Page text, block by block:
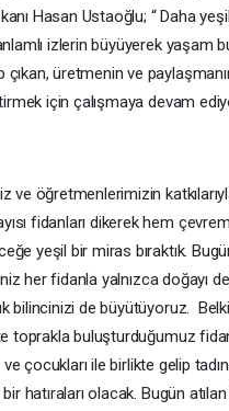
Hasan Ustaoğlu; “ Daha
izlerin büyüyerek yaşam
çıkan, üretmenin ve
için çalışmaya devam
ve öğretmenlerimizin
fidanları dikerek hem
yeşil bir miras bıraktık.
her fidanla yalnızca doğayı
bilincinizi de büyütüyoruz.
toprakla buluşturduğumuz
çocukları ile birlikte gelip
hatıraları olacak. Bugün atılan